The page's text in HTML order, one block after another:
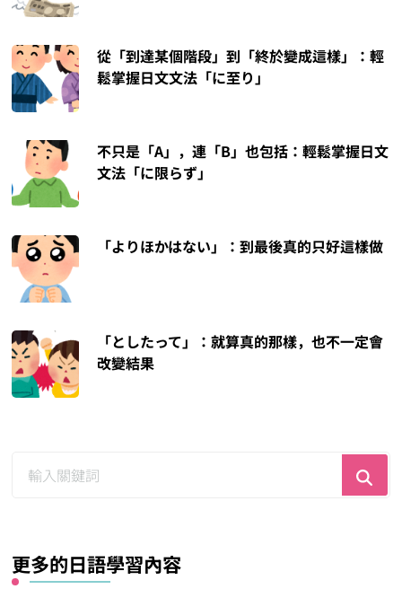
從「到達某個階段」到「終於變成這樣」：輕
鬆掌握日文文法「に至り」
不只是「A」，連「B」也包括：輕鬆掌握日文
文法「に限らず」
「よりほかはない」：到最後真的只好這樣做
「としたって」：就算真的那樣，也不一定會
改變結果
更多的日語學習內容